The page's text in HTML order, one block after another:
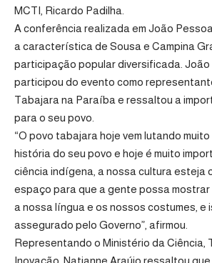
MCTI, Ricardo Padilha.
A conferência realizada em João
a característica de Sousa e Campina
participação popular diversificada.
participou do evento como
Tabajara na Paraíba e ressaltou a
para o seu povo.
“O povo tabajara hoje vem lutando
história do seu povo e hoje é muito
ciência indígena, a nossa cultura esteja
espaço para que a gente possa
a nossa língua e os nossos costumes, e
assegurado pelo Governo”, afirmou.
Representando o Ministério da Ciência,
Inovação, Natianne Araújo ressaltou